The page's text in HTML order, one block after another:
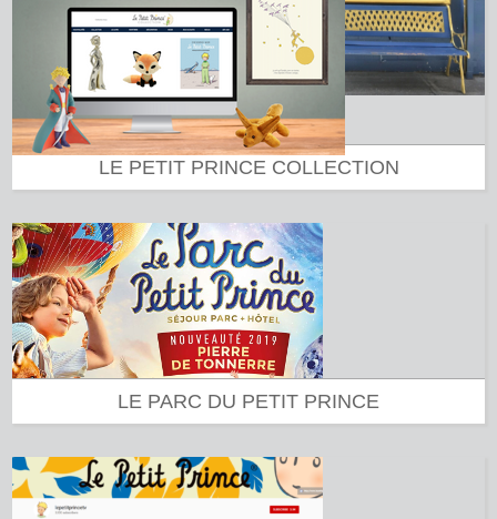
LE PETIT PRINCE COLLECTION
LE PARC DU PETIT PRINCE